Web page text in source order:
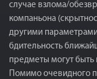
случае взлома/
компаньона
другими
бдительность
предметы могут быть
Помимо очевидного